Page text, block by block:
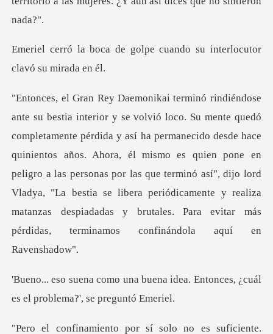
golpe cuando su interlocu
rmanecido desde hace
quinientos años. Ahora, él mismo es quien pone en
peligro a las personas por las que terminó así", dijo lord
Vladya, "La be
na idea. Entonces, ¿cuál
es el p